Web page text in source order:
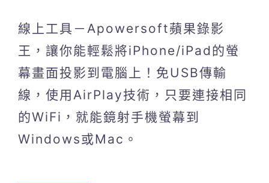
線上工具－Apowersoft蘋果錄影
王，讓你能輕鬆將iPhone/iPad的螢
幕畫面投影到電腦上！免USB傳輸
線，使用AirPlay技術，只要連接相同
的WiFi，就能鏡射手機螢幕到
Windows或Mac。